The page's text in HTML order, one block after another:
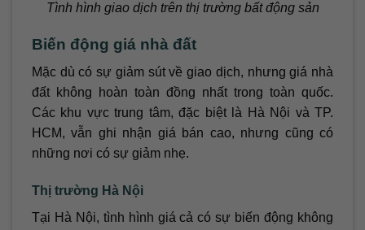
Tình hình giao dịch trên thị trường bất động sản
Biến động giá nhà đất
Mặc dù có sự giảm sút về giao dịch, nhưng giá nhà
đất không hoàn toàn đồng nhất trong toàn quốc.
Các khu vực trung tâm, đặc biệt là Hà Nội và TP.
HCM, vẫn ghi nhận giá bán cao, nhưng cũng có
những nơi có sự giảm nhẹ.
Thị trường Hà Nội
Tại Hà Nội, tình hình giá cả có sự biến động không